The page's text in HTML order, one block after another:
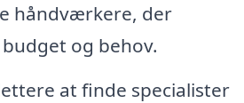
håndværkere, der
og behov.
at finde specialister